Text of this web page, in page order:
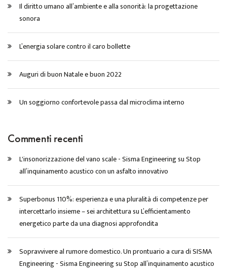
Il diritto umano all’ambiente e alla sonorità: la progettazione
sonora
L’energia solare contro il caro bollette
Auguri di buon Natale e buon 2022
Un soggiorno confortevole passa dal microclima interno
Commenti recenti
L'insonorizzazione del vano scale - Sisma EngineeringsuStop
all’inquinamento acustico con un asfalto innovativo
Superbonus 110%: esperienza e una pluralità di competenze per
intercettarlo insieme – sei architetturasuL’efficientamento
energetico parte da una diagnosi approfondita
Sopravvivere al rumore domestico. Un prontuario a cura di SISMA
Engineering - Sisma EngineeringsuStop all’inquinamento acustico